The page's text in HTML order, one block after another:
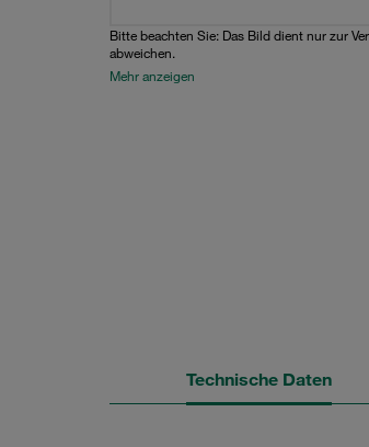
Bitte beachten Sie: Das Bild dient nur zur
abweichen.
Mehr anzeigen
Technische Daten